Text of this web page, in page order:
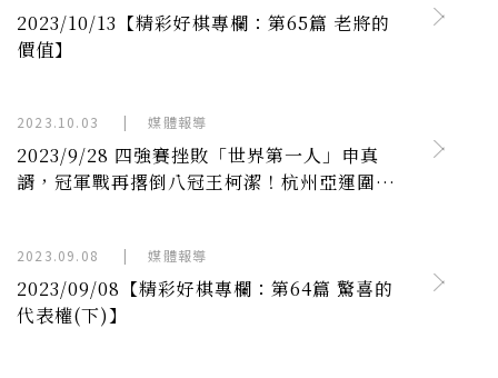
2023/10/13【精彩好棋專欄：第65篇 老將的
價值】
2023.10.03 媒體報導
2023/9/28 四強賽挫敗「世界第一人」申真
諝，冠軍戰再撂倒八冠王柯潔！杭州亞運圍棋
2023.09.08 | 媒體報導
2023/09/08【精彩好棋專欄：第64篇 驚喜的
代表權(下)】